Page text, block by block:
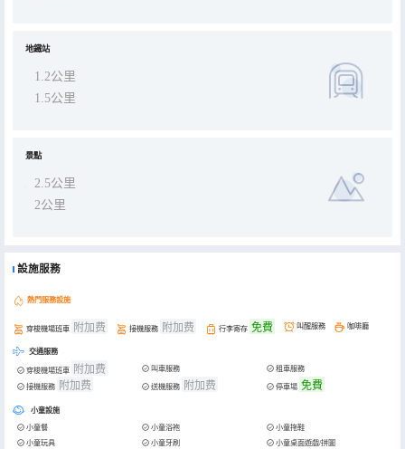
地鐵站
1.2公里
1.5公里
景點
2.5公里
2公里
設施服務
熱門服務設施
穿梭機場班車 附加费 接機服務 附加费 行李寄存 免費 叫醒服務 咖啡廳
交通服務
穿梭機場班車 附加费 叫車服務
租車服務
接機服務 附加费 送機服務 附加费 停車場 免費
小童設施
小童餐 小童浴袍
小童拖鞋
小童玩具
小童牙刷 小童桌面遊戲/拼圖